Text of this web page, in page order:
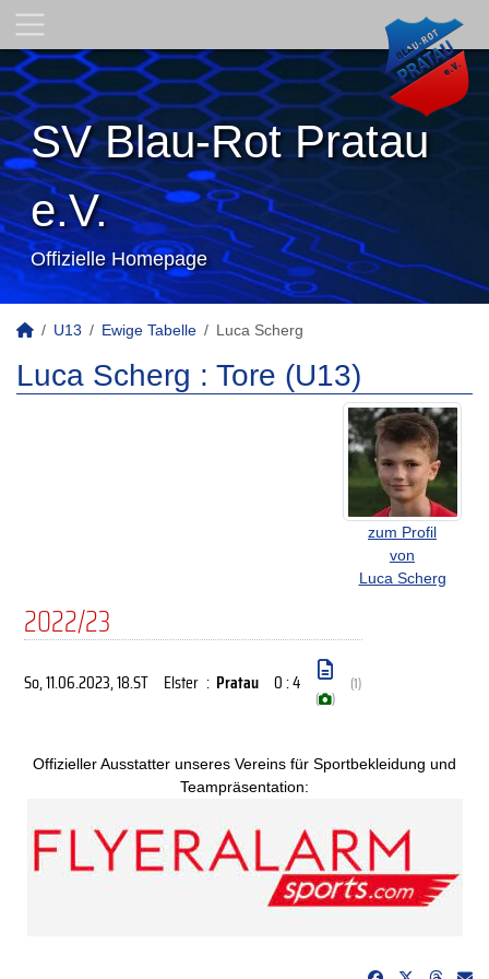
SV Blau-Rot Pratau
e.V.
Offizielle Homepage
U13 Ewige Tabelle Luca Scherg
Luca Scherg : Tore (U13)
zum Profil
von
Luca Scherg
2022/23
So, 11.06.2023, 18.ST Elster : Pratau 0 : 4
( )
(1)
Offizieller Ausstatter unseres Vereins für Sportbekleidung und
Teampräsentation: